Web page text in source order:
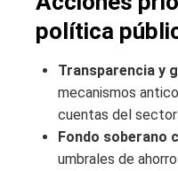
política
Transparencia y
mecanismos
cuentas del
Fondo soberano
umbrales de